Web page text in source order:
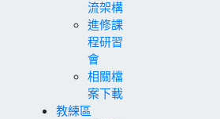
流架構
進修課
程研習
會
相關檔
案下載
教練區